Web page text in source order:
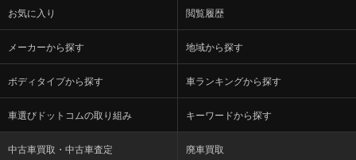
お気に入り 閲覧履歴
メーカーから探す 地域から探す
ボディタイプから探す 車ランキングから探す
車選びドットコムの取り組み キーワードから探す
中古車買取・中古車査定 廃車買取